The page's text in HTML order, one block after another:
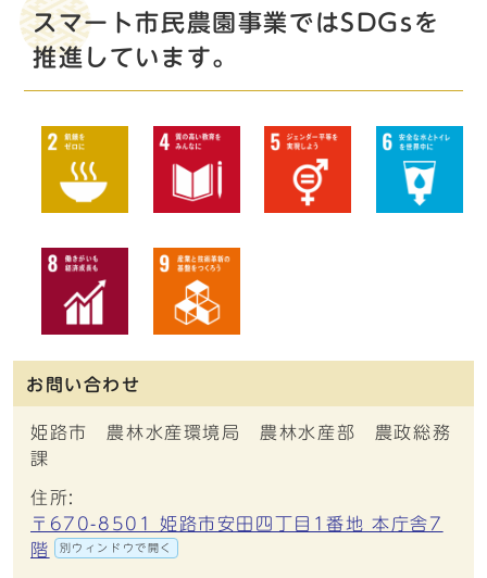
スマート市民農園事業ではSDGsを
推進しています。
お問い合わせ
姫路市 農林水産環境局 農林水産部 農政総務
課
住所:
〒670-8501 姫路市安田四丁目1番地 本庁舎7
階
別ウィンドウで開く